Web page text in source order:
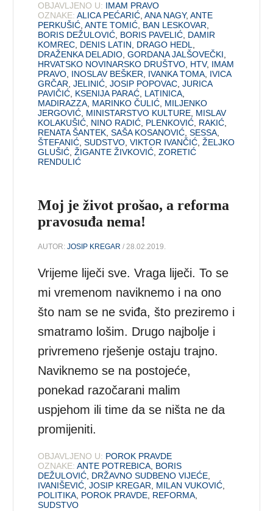
OBJAVLJENO U: IMAM PRAVO
OZNAKE: ALICA PEĆARIĆ,ANA NAGY,ANTE
PERKUŠIĆ,ANTE TOMIĆ, BAN LESKOVAR,
BORIS DEŽULOVIĆ, BORIS PAVELIĆ, DAMIR
KOMREC, DENIS LATIN, DRAGO HEDL,
DRAŽENKA DELADIO,GORDANA JALŠOVEČKI,
HRVATSKO NOVINARSKO DRUŠTVO, HTV, IMAM
PRAVO, INOSLAV BEŠKER, IVANKA TOMA, IVICA
GRČAR,JELINIĆ,JOSIP POPOVAC,JURICA
PAVIČIĆ, KSENIJA PARAĆ, LATINICA,
MADIRAZZA, MARINKO ČULIĆ, MILJENKO
JERGOVIĆ, MINISTARSTVO KULTURE, MISLAV
KOLAKUŠIĆ, NINO RADIĆ, PLENKOVIĆ, RAKIĆ,
RENATA ŠANTEK,SAŠA KOSANOVIĆ,SESSA,
ŠTEFANIĆ,SUDSTVO,VIKTOR IVANČIĆ,ŽELJKO
GLUŠIĆ,ŽIGANTE ŽIVKOVIĆ,ZORETIĆ
RENDULIĆ
Moj je život prošao, a reforma
pravosuđa nema!
AUTOR:JOSIP KREGAR / 28.02.2019.
Vrijeme liječi sve. Vraga liječi. To se
mi vremenom naviknemo i na ono
što nam se ne sviđa, što preziremo i
smatramo lošim. Drugo najbolje i
privremeno rješenje ostaju trajno.
Naviknemo se na postojeće,
ponekad razočarani malim
uspjehom ili time da se ništa ne da
promijeniti.
OBJAVLJENO U: POROK PRAVDE
OZNAKE: ANTE POTREBICA, BORIS
DEŽULOVIĆ, DRŽAVNO SUDBENO VIJEĆE,
IVANIŠEVIĆ,JOSIP KREGAR, MILAN VUKOVIĆ,
POLITIKA, POROK PRAVDE, REFORMA,
SUDSTVO